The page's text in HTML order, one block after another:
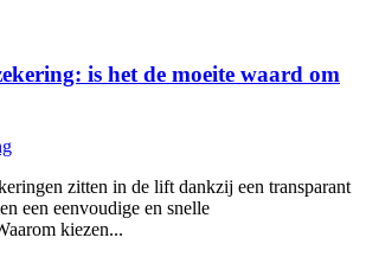
is het de moeite waard om
zitten in de lift dankzij een transparant
een eenvoudige en snelle
kiezen...